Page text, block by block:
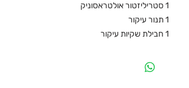
1 סטריליזטור אולטראסוניק
1 תנור עיקור
1 חבילת שקיות עיקור